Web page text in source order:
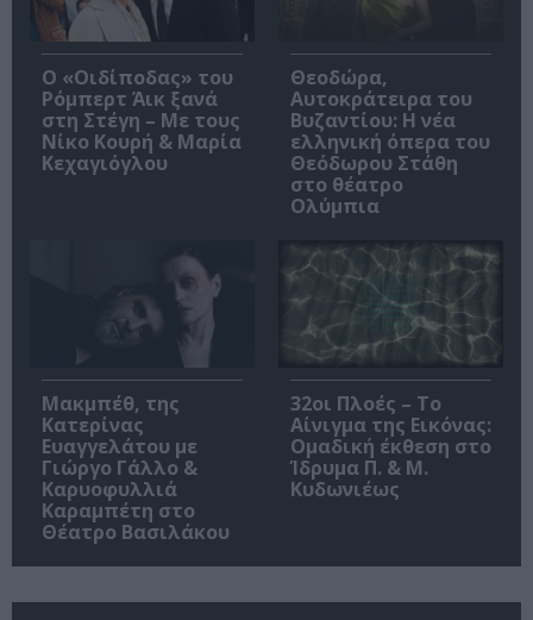
O «Οιδίποδας» του
Ρόμπερτ Άικ ξανά
στη Στέγη – Με τους
Νίκο Κουρή & Μαρία
Κεχαγιόγλου
Θεοδώρα,
Αυτοκράτειρα του
Βυζαντίου: Η νέα
ελληνική όπερα του
Θεόδωρου Στάθη
στο θέατρο
Ολύμπια
Μακμπέθ, της
Κατερίνας
Ευαγγελάτου με
Γιώργο Γάλλο &
Καρυοφυλλιά
Καραμπέτη στο
Θέατρο Βασιλάκου
32οι Πλοές – Το
Αίνιγμα της Εικόνας:
Ομαδική έκθεση στο
Ίδρυμα Π. & Μ.
Κυδωνιέως